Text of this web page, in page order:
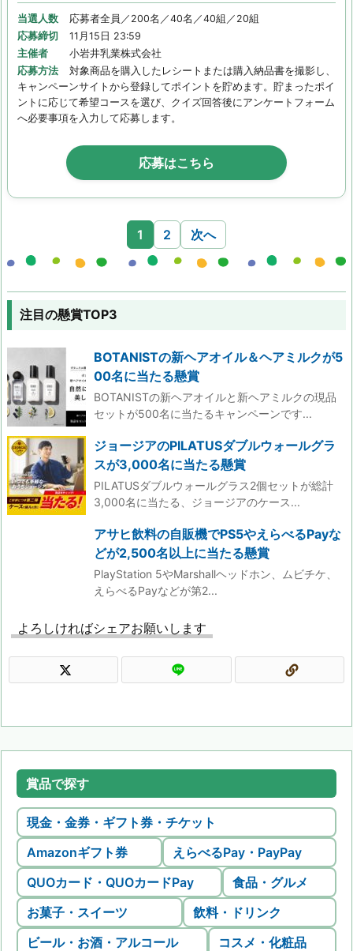
当選人数
応募者全員／200名／40名／40組／20組
応募締切
11月15日 23:59
主催者
小岩井乳業株式会社
応募方法
対象商品を購入したレシートまたは購入納品書を撮影し、
キャンペーンサイトから登録してポイントを貯めます。貯まったポイ
ントに応じて希望コースを選び、クイズ回答後にアンケートフォーム
へ必要事項を入力して応募します。
応募はこちら
1 2 次へ
注目の懸賞TOP3
BOTANISTの新ヘアオイル＆ヘアミルクが5
00名に当たる懸賞
BOTANISTの新ヘアオイルと新ヘアミルクの現品
セットが500名に当たるキャンペーンです...
ジョージアのPILATUSダブルウォールグラ
スが3,000名に当たる懸賞
PILATUSダブルウォールグラス2個セットが総計
3,000名に当たる、ジョージアのケース...
アサヒ飲料の自販機でPS5やえらべるPayな
どが2,500名以上に当たる懸賞
PlayStation 5やMarshallヘッドホン、ムビチケ、
えらべるPayなどが第2...
よろしければシェアお願いします
賞品で探す
現金・金券・ギフト券・チケット
Amazonギフト券
えらべるPay・PayPay
QUOカード・QUOカードPay
食品・グルメ
お菓子・スイーツ
飲料・ドリンク
ビール・お酒・アルコール
コスメ・化粧品